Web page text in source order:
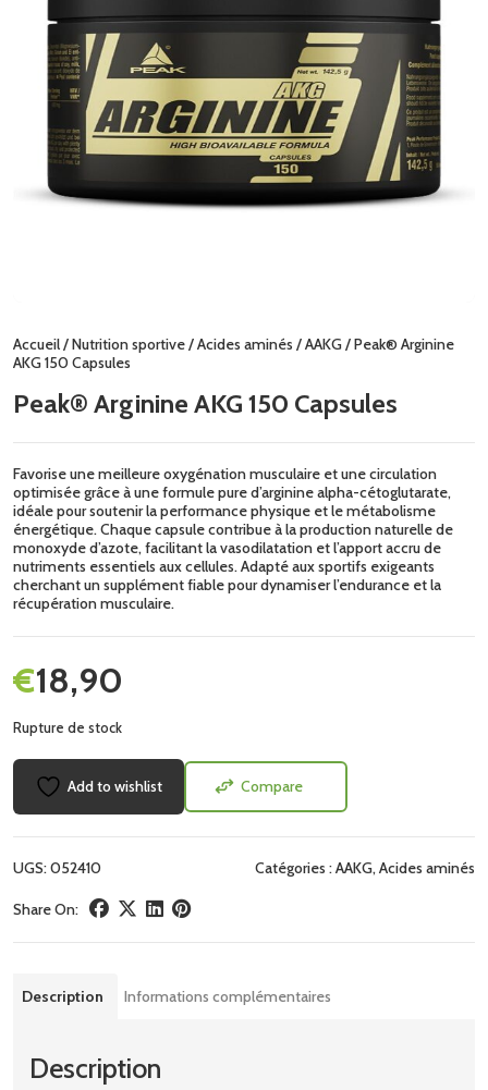
Accueil/Nutrition sportive/Acides aminés /AAKG/ Peak® Arginine
AKG 150 Capsules
Peak® Arginine AKG 150 Capsules
Favorise une meilleure oxygénation musculaire et une circulation
optimisée grâce à une formule pure d’arginine alpha-cétoglutarate,
idéale pour soutenir la performance physique et le métabolisme
énergétique. Chaque capsule contribue à la production naturelle de
monoxyde d’azote, facilitant la vasodilatation et l’apport accru de
nutriments essentiels aux cellules. Adapté aux sportifs exigeants
cherchant un supplément fiable pour dynamiser l’endurance et la
récupération musculaire.
18,90
€
Rupture de stock
Add to wishlist Compare
UGS:052410 Catégories :AAKG, Acides aminés
Share On:
Description Informations complémentaires
Description